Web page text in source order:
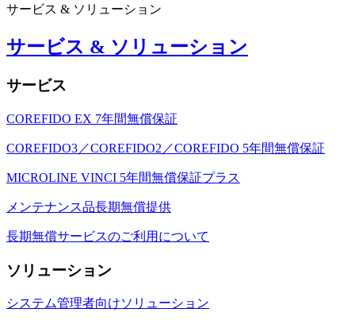
サービス & ソリューション
サービス & ソリューション
サービス
COREFIDO EX 7年間無償保証
COREFIDO3／COREFIDO2／COREFIDO 5年間無償保証
MICROLINE VINCI 5年間無償保証プラス
メンテナンス品長期無償提供
長期無償サービスのご利用について
ソリューション
システム管理者向けソリューション